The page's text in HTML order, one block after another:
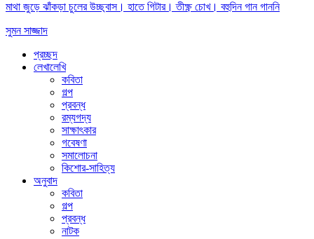
মাথা জুড়ে ঝাঁকড়া চুলের উচ্ছ্বাস। হাতে গিটার। তীক্ষ্ণ চোখ। বহুদিন গান গাননি
সুমন সাজ্জাদ
প্রচ্ছদ
লেখালেখি
কবিতা
গল্প
প্রবন্ধ
রম্যগদ্য
সাক্ষাৎকার
গবেষণা
সমালোচনা
কিশোর-সাহিত্য
অনুবাদ
কবিতা
গল্প
প্রবন্ধ
নাটক